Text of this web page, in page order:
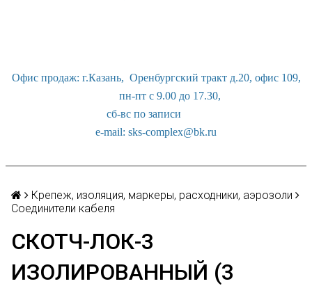
Офис продаж: г.Казань, Оренбургский тракт д.20, офис 109,
пн-пт с 9.00 до 17.30,
сб-вс по записи
e-mail: sks-complex@bk.ru
Крепеж, изоляция, маркеры, расходники, аэрозоли
Соединители кабеля
СКОТЧ-ЛОК-3
ИЗОЛИРОВАННЫЙ (3